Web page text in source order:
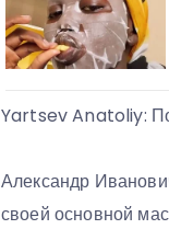
Yartsev Anatoliy:
Александр
своей основной